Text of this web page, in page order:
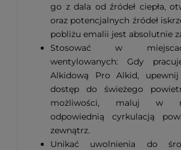
go z dala od źródeł ciepła,
oraz potencjalnych źródeł
pobliżu emalii jest absolutnie
Stosować w
wentylowanych: Gdy
Alkidową Pro Alkid,
dostęp do świeżego
możliwości, maluj w
odpowiednią cyrkulacją
zewnątrz.
Unikać uwolnienia do